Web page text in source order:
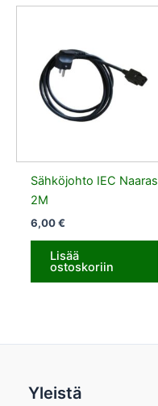
Sähköjohto IEC Naaras
2M
6,00€
Lisää
ostoskoriin
Yleistä